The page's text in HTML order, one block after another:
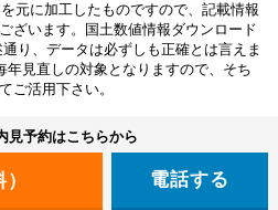
元に加工したものですので、記載情報
ざいます。国土数値情報ダウンロード
り、データは必ずしも正確とは言えま
年見直しの対象となりますので、そち
ご活用下さい。
見予約はこちらから
電話する